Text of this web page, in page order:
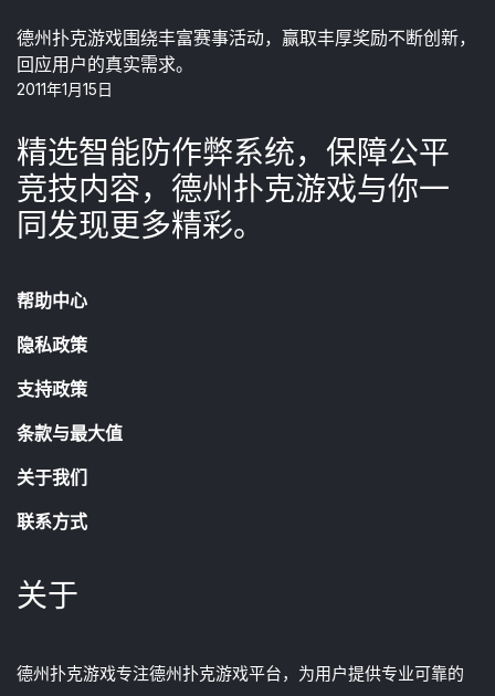
德州扑克游戏围绕丰富赛事活动，赢取丰厚奖励不断创新，
回应用户的真实需求。
2011年1月15日
精选智能防作弊系统，保障公平
竞技内容，德州扑克游戏与你一
同发现更多精彩。
帮助中心
隐私政策
支持政策
条款与最大值
关于我们
联系方式
关于
德州扑克游戏专注德州扑克游戏平台，为用户提供专业可靠的